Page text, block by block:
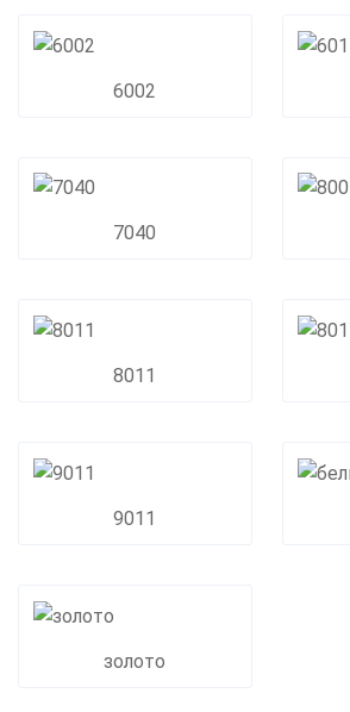
6002
7040
8011
9011
золото